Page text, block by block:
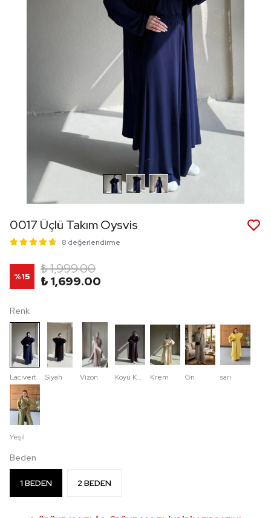
0017 Üçlü Takım Oysvis
8 değerlendirme
%15
₺ 1,999.00
₺ 1,699.00
Renk
Lacivert Siyah Vizon Koyu Kahve Krem Gri sarı
Yeşil
Beden
1 BEDEN 2 BEDEN